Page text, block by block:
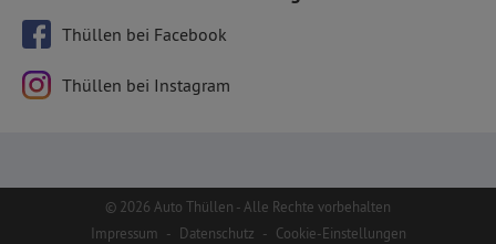
Thüllen bei Facebook
Thüllen bei Instagram
© 2026 Auto Thüllen - Alle Rechte vorbehalten
Impressum - Datenschutz - Cookie-Einstellungen